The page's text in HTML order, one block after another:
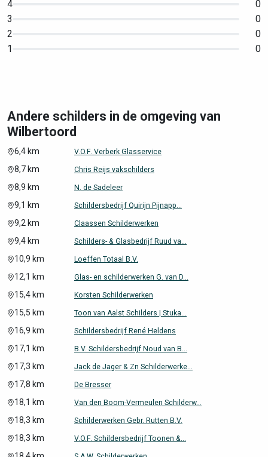
4
0
3
0
2
0
1
0
Andere schilders in de omgeving van
Wilbertoord
6,4 km V.O.F. Verberk Glasservice
8,7 km Chris Reijs vakschilders
8,9 km N. de Sadeleer
9,1 km Schildersbedrijf Quirijn Pijnapp...
9,2 km Claassen Schilderwerken
9,4 km Schilders- & Glasbedrijf Ruud va...
10,9 km Loeffen Totaal B.V.
12,1 km Glas- en schilderwerken G. van D...
15,4 km Korsten Schilderwerken
15,5 km Toon van Aalst Schilders | Stuka...
16,9 km Schildersbedrijf René Heldens
17,1 km B.V. Schildersbedrijf Noud van B...
17,3 km Jack de Jager & Zn Schilderwerke...
17,8 km De Bresser
18,1 km Van den Boom-Vermeulen Schilderw...
18,3 km Schilderwerken Gebr. Rutten B.V.
18,3 km V.O.F. Schildersbedrijf Toonen &...